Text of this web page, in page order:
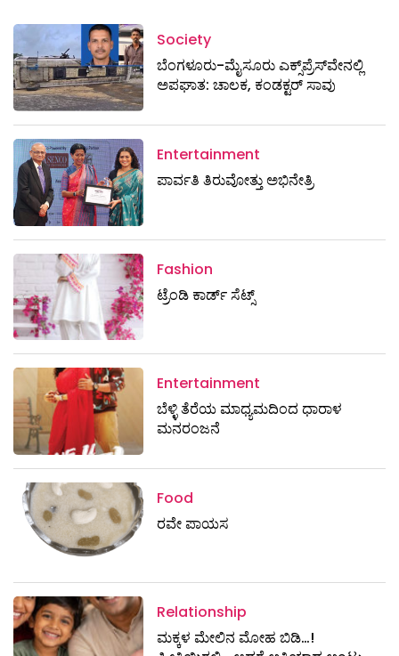
Society
ಬೆಂಗಳೂರು-ಮೈಸೂರು ಎಕ್ಸ್​ಪ್ರೆಸ್‌ವೇನಲ್ಲಿ
ಅಪಘಾತ: ಚಾಲಕ, ಕಂಡಕ್ಟರ್ ಸಾವು
Entertainment
ಪಾರ್ವತಿ ತಿರುವೋತ್ತು ಅಭಿನೇತ್ರಿ
Fashion
ಟ್ರೆಂಡಿ ಕಾರ್ಡ್‌ ಸೆಟ್ಸ್
Entertainment
ಬೆಳ್ಳಿ ತೆರೆಯ ಮಾಧ್ಯಮದಿಂದ ಧಾರಾಳ
ಮನರಂಜನೆ
Food
ರವೇ ಪಾಯಸ
Relationship
ಮಕ್ಕಳ ಮೇಲಿನ ಮೋಹ ಬಿಡಿ…!